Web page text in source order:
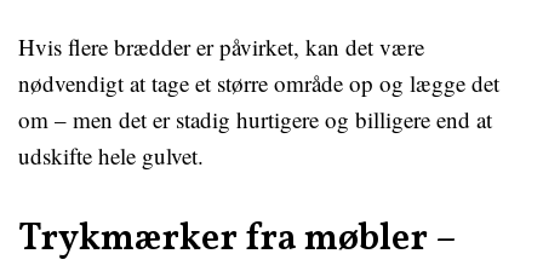
Hvis flere brædder er påvirket, kan det være
nødvendigt at tage et større område op og lægge det
om – men det er stadig hurtigere og billigere end at
udskifte hele gulvet.
Trykmærker fra møbler –